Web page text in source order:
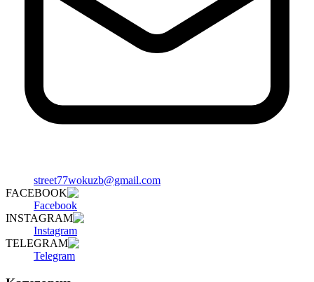
street77wokuzb@gmail.com
FACEBOOK
Facebook
INSTAGRAM
Instagram
TELEGRAM
Telegram